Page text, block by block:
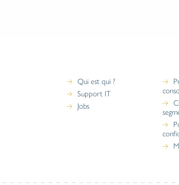
Qui est qui ?
Support IT
Jobs